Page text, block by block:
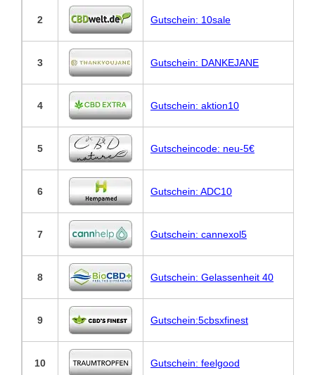
2 Gutschein: 10sale
3 Gutschein: DANKEJANE
4 Gutschein: aktion10
5 Gutscheincode: neu-5€
6 Gutschein: ADC10
7 Gutschein: cannexol5
8 Gutschein: Gelassenheit 40
9 Gutschein:5cbsxfinest
10 Gutschein: feelgood